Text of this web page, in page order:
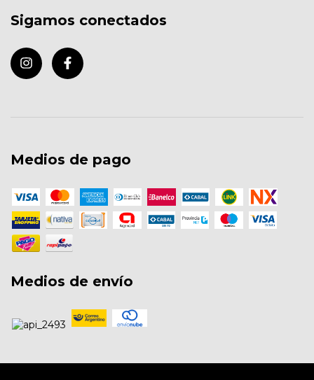
Sigamos conectados
Medios de pago
Medios de envío